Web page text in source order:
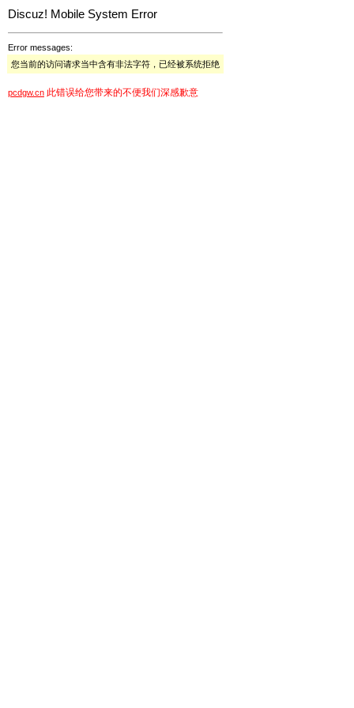
Discuz! Mobile System Error
Error messages:
您当前的访问请求当中含有非法字符，已经被系统拒绝
pcdgw.cn 此错误给您带来的不便我们深感歉意